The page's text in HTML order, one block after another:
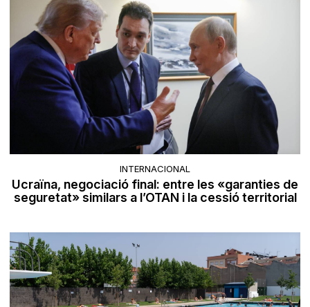
INTERNACIONAL
Ucraïna, negociació final: entre les «garanties de
seguretat» similars a l’OTAN i la cessió territorial